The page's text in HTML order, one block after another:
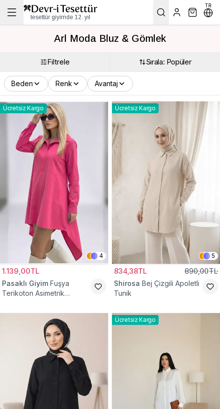
tesettür giyimde 12. yıl
TR
Arl Moda Bluz & Gömlek
Filtrele Sırala: Popüler
Beden Renk Avantaj
Ücretsiz Kargo
4
1.139,00TL
Pasaklı Giyim Fuşya
Terikoton Asimetrik
Ücretsiz Kargo
5
834,38TL 890,00TL
Shirosa Bej Çizgili Apoletli
Tunik
Ücretsiz Kargo